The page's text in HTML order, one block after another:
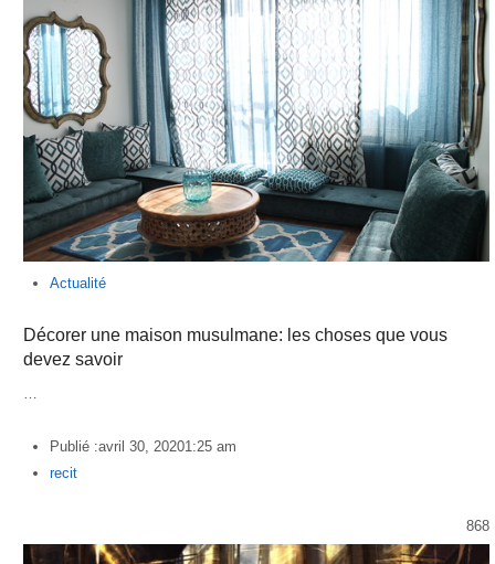
Actualité
Décorer une maison musulmane: les choses que vous
devez savoir
Publié :avril 30, 20201:25 am
Author
recit
868